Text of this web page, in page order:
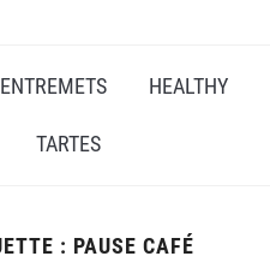
ENTREMETS HEALTHY
TARTES
: PAUSE CAFÉ